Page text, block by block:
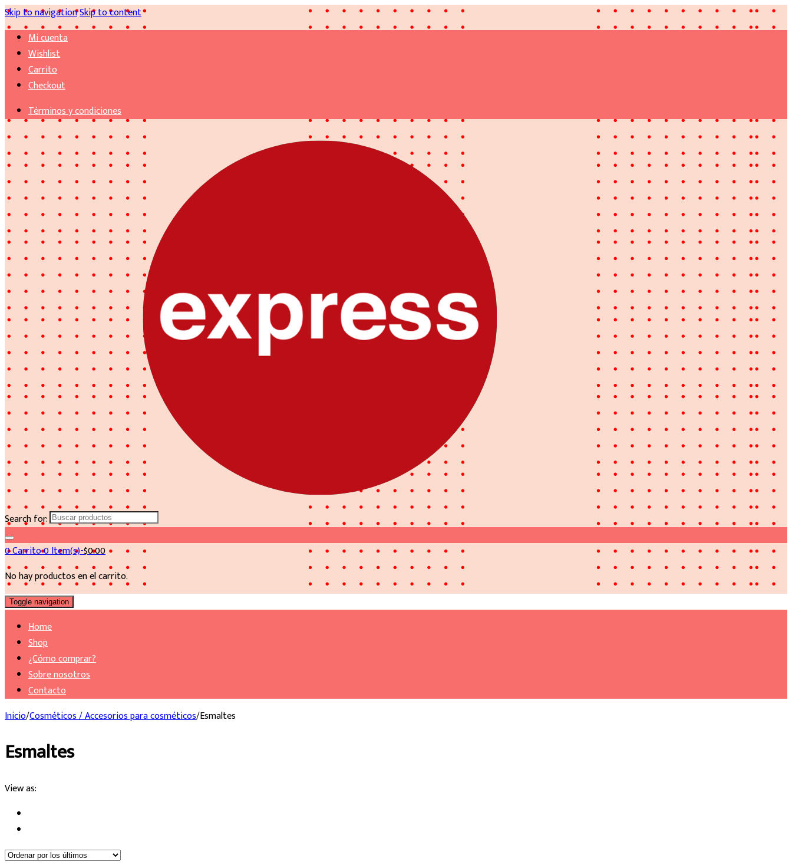
Skip to navigationSkip to content
Mi cuenta
Wishlist
Carrito
Checkout
Términos y condiciones
Search for:
0Carrito0 Item(s)-$0.00
No hay productos en el carrito.
Toggle navigation
Home
Shop
¿Cómo comprar?
Sobre nosotros
Contacto
Inicio/Cosméticos / Accesorios para cosméticos/Esmaltes
Esmaltes
View as: